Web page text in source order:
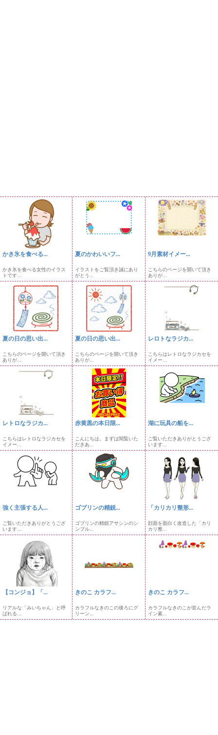
かき氷を食べる...
かき氷を食べる女性のイラス
トです...
夏のかわいいフ...
イラストをご覧頂き誠にあり
がとう...
9月素材イメー...
こちらのページを開いて頂き
ありが...
夏の日の思い出...
こちらのページを開いて頂き
ありが...
夏の日の思い出...
こちらのページを開いて頂き
ありが...
レロトなラジカ...
こちらはレトロなラジカセを
イメー...
レトロなラジカ...
こちらはレトロなラジカセを
イメー...
赤黄黒の本日限...
こんにちは。まずは閲覧いた
だきあ...
湖に玩具の船を...
ご覧いただきありがとうござ
います...
強く主張する人...
ご覧いただきありがとうござ
います...
ゴブリンの精鋭...
ゴブリンの精鋭アサシンのシ
ンプル...
「カリカリ整形...
顔面を面白く改造した「カリ
カリ整...
【コンジョ】「...
リアルな「みいちゃん」と呼
ばれる...
きのこ カラフ...
カラフルなきのこの後ろにグ
リーン...
きのこ カラフ...
カラフルなきのこが並んだラ
イン素...